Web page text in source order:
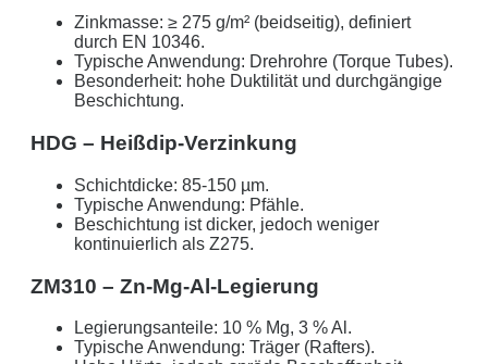
Tugenden.
Aus der Region, für die Region. Daher arbeiten wir
nur mit regionalen Partnern und exklusiv für unsere
Kunden in Schleswig-Holstein.
Ihre Daten in guten Händen:
keine Weitergabe an Dritte
Keine Newsletter oder Spam
Zinkmasse: ≥ 275 g/m² (beidseitig), definiert
durch EN 10346.
Typische Anwendung: Drehrohre (Torque Tubes).
Besonderheit: hohe Duktilität und durchgängige
Beschichtung.
HDG – Heißdip-Verzinkung
Schichtdicke: 85-150 µm.
Typische Anwendung: Pfähle.
Beschichtung ist dicker, jedoch weniger
kontinuierlich als Z275.
ZM310 – Zn-Mg-Al-Legierung
Legierungsanteile: 10 % Mg, 3 % Al.
Typische Anwendung: Träger (Rafters).